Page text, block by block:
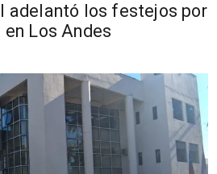
adelantó los festejos por
Los Andes